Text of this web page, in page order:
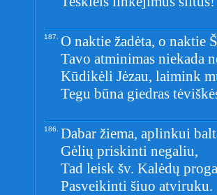
187. O naktie žadėta, o naktie
Tavo atminimas niekada
Kūdikėli Jėzau, laimink
Tegu būna giedras
186. Dabar žiema, aplinkui
Gėlių priskinti negaliu,
Tad leisk šv. Kalėdų proga
Pasveikinti šiuo atviruku.